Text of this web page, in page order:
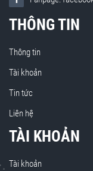
THÔNG TIN
Thông tin
Tài khoản
Tin tức
Liên hệ
TÀI KHOẢN
Tài khoản